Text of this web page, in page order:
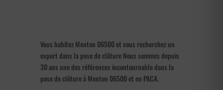
Vous habitez Menton 06500 et vous recherchez un
expert dans la pose de clôture Nous sommes depuis
30 ans une des références incontournable dans la
pose de clôture à Menton 06500 et en PACA.